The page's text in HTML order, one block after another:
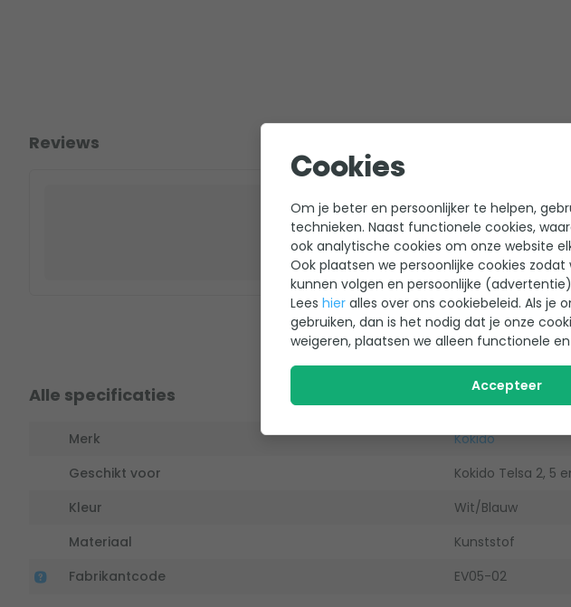
Reviews
Er zijn nog geen
Alle specificaties
Merk
Kokido
Geschikt voor
Kokido Telsa 2, 5
Kleur
Wit/Blauw
Materiaal
Kunststof
Fabrikantcode
EV05-02
Cookies
Om je beter en persoonlijker te helpen,
technieken. Naast functionele cookies,
ook analytische cookies om onze website
Ook plaatsen we persoonlijke cookies
kunnen volgen en persoonlijke
Lees hier alles over ons cookiebeleid. Als je
gebruiken, dan is het nodig dat je onze
weigeren, plaatsen we alleen functionele
Accepteer